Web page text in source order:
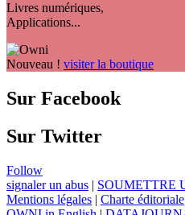
Livres numériques,
Applications...
Nouveau ! visiter la boutique
Sur Facebook
Sur Twitter
Follow
signaler un abus | SOUMETTRE
Mentions légales | Charte éditoriale